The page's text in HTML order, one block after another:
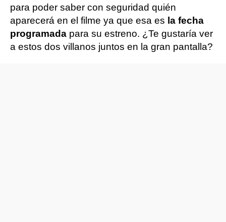
para poder saber con seguridad quién
aparecerá en el filme ya que esa es la fecha
programada para su estreno. ¿Te gustaría ver
a estos dos villanos juntos en la gran pantalla?